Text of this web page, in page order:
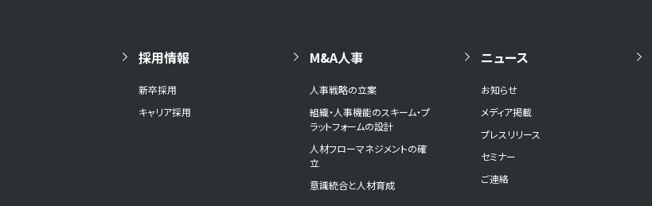
採用情報
新卒採用
キャリア採用
M&A人事
人事戦略の立案
組織・人事機能のスキーム・プ
ラットフォームの設計
人材フローマネジメントの確
立
意識統合と人材育成
ニュース
お知らせ
メディア掲載
プレスリリース
セミナー
ご連絡